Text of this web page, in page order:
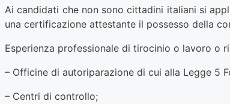
Ai candidati che non sono cittadini italiani si
una certificazione attestante il possesso della
Esperienza professionale di tirocinio o lavoro o
– Officine di autoriparazione di cui alla Legge 5
– Centri di controllo;